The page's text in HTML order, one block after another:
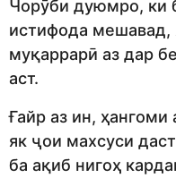
Чорӯби дуюмро, ки
истифода мешавад,
муқаррарӣ аз дар
аст.
Ғайр аз ин, ҳангоми
як ҷои махсуси
ба ақиб нигоҳ